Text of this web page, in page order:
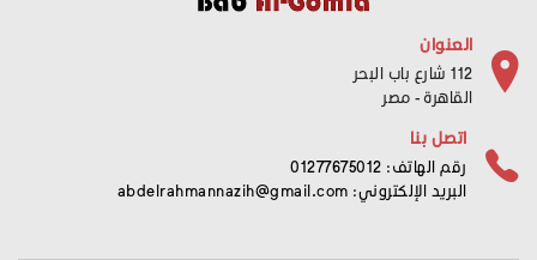
العنوان
112 شارع باب البحر
القاهرة - مصر
اتصل بنا
رقم الهاتف: 01277675012
البريد الإلكتروني: abdelrahmannazih@gmail.com